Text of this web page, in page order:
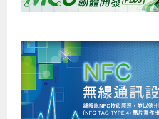
企業預約徵才
儲備講師計劃
公司簡介
師資介紹
開發板介紹
課程說明會
課程說明會
政府補助職訓說明會
嵌入式Linux開發系列課程
[學程] 嵌入式Linux開發實務
MCU韌體設計系列課程
數位課程
熱門課程
讓 AI 成為你的數位同事
數位課程總覽
補助專班
待業青年職訓課程(29歲以下)
企業服務